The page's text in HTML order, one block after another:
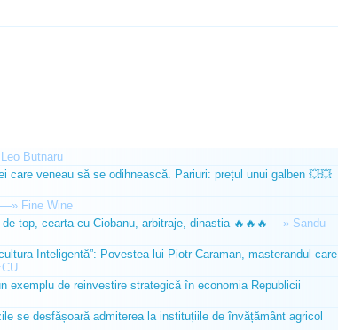
Leo Butnaru
care veneau să se odihnească. Pariuri: prețul unui galben 💥💥
—» Fine Wine
top, cearta cu Ciobanu, arbitraje, dinastia 🔥🔥🔥 —» Sandu
Inteligentă”: Povestea lui Piotr Caraman, masterandul care
exemplu de reinvestire strategică în economia Republicii
se desfășoară admiterea la instituțiile de învățământ agricol